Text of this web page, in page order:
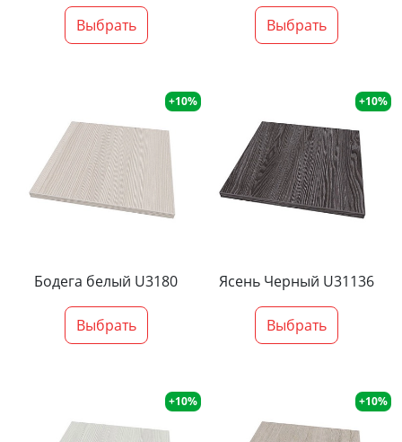
Выбрать Выбрать
+10%
Бодега белый U3180
Выбрать
+10%
Ясень Черный U31136
Выбрать
+10% +10%